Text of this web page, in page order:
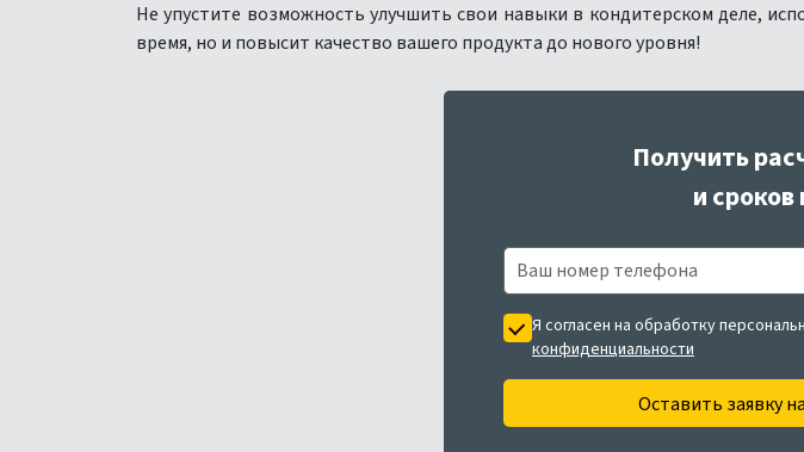
Не упустите возможность улучшить свои навыки в кондитерском деле,
время, но и повысит качество вашего продукта до нового уровня!
Получить
и
Я согласен на обработку
конфиденциальности
Оставить заявку